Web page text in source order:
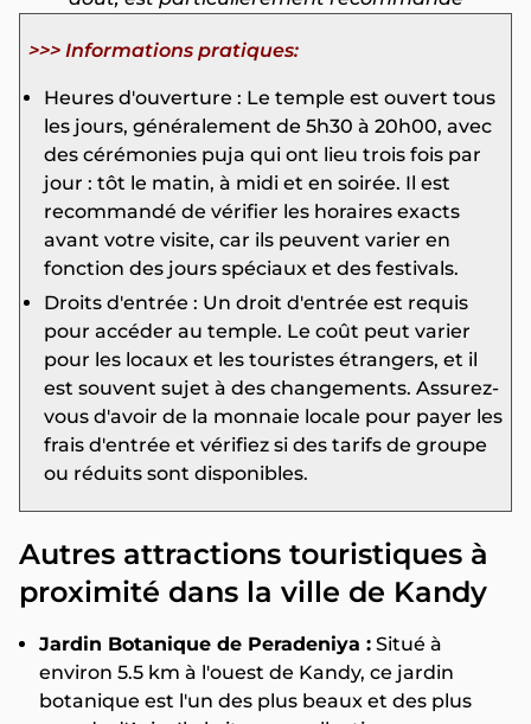
>>> Informations pratiques:
Heures d'ouverture : Le temple est ouvert tous
les jours, généralement de 5h30 à 20h00, avec
des cérémonies puja qui ont lieu trois fois par
jour : tôt le matin, à midi et en soirée. Il est
recommandé de vérifier les horaires exacts
avant votre visite, car ils peuvent varier en
fonction des jours spéciaux et des festivals.
Droits d'entrée : Un droit d'entrée est requis
pour accéder au temple. Le coût peut varier
pour les locaux et les touristes étrangers, et il
est souvent sujet à des changements. Assurez-
vous d'avoir de la monnaie locale pour payer les
frais d'entrée et vérifiez si des tarifs de groupe
ou réduits sont disponibles.
Autres attractions touristiques à
proximité dans la ville de Kandy
Jardin Botanique de Peradeniya : Situé à
environ 5.5 km à l'ouest de Kandy, ce jardin
botanique est l'un des plus beaux et des plus